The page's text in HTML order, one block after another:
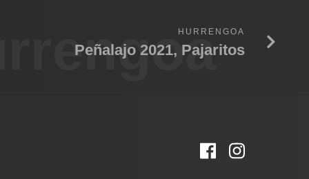
HURRENGOA
Peñalajo 2021, Pajaritos
Facebook